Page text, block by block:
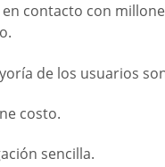
contacto con
de los usuarios
costo.
sencilla.